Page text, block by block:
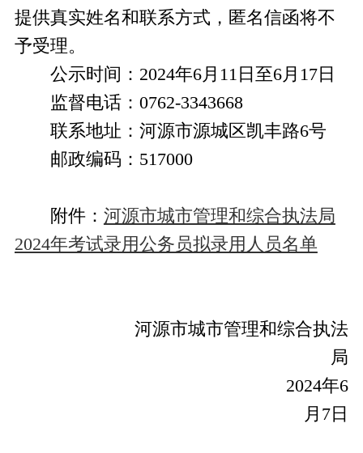
提供真实姓名和联系方式，匿名信函将不
予受理。
公示时间：2024年6月11日至6月17日
监督电话：0762-3343668
联系地址：河源市源城区凯丰路6号
邮政编码：517000
附件： 河源市城市管理和综合执法局
2024年考试录用公务员拟录用人员名单
河源市城市管理和综合执法
局
2024年6
月7日